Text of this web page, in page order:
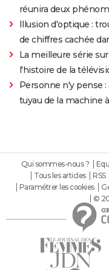
réunira deux
Illusion d'optique :
de chiffres cachée
La meilleure série
l'histoire de la
Personne n'y pense
tuyau de la machine
Qui sommes-nous ?
Tous les articles
RSS
Paramétrer les cookies
©